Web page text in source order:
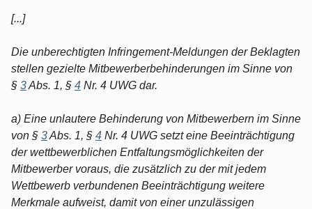
[...]
Die unberechtigten Infringement-Meldungen der Beklagten
stellen gezielte Mitbewerberbehinderungen im Sinne von
§ 3Abs. 1, § 4 Nr. 4 UWG dar.
a) Eine unlautere Behinderung von Mitbewerbern im Sinne
von § 3Abs. 1, § 4 Nr. 4 UWG setzt eine Beeinträchtigung
der wettbewerblichen Entfaltungsmöglichkeiten der
Mitbewerber voraus, die zusätzlich zu der mit jedem
Wettbewerb verbundenen Beeinträchtigung weitere
Merkmale aufweist, damit von einer unzulässigen